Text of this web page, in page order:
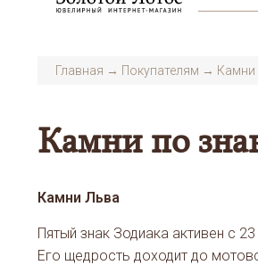
Главная → Покупателям → Камни
Камни по
Камни Льва
Пятый знак Зодиака активен с
Его щедрость доходит до